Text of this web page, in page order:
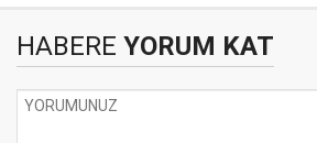
HABERE YORUM KAT